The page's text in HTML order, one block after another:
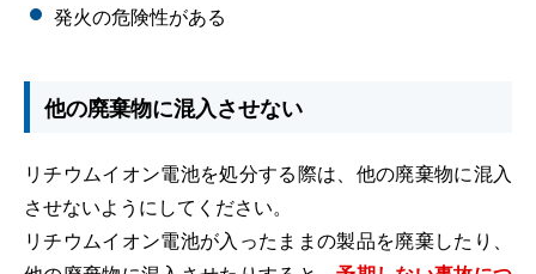
発火の危険性がある
他の廃棄物に混入させない
リチウムイオン電池を処分する際は、他の廃棄物に混入
させないようにしてください。
リチウムイオン電池が入ったままの製品を廃棄したり、